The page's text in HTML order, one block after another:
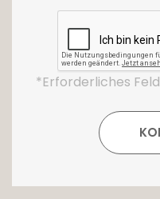
*Erforderliches Feld